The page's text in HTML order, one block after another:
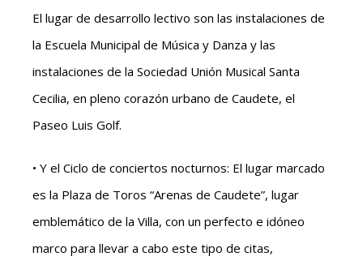
El lugar de desarrollo lectivo son las instalaciones de
la Escuela Municipal de Música y Danza y las
instalaciones de la Sociedad Unión Musical Santa
Cecilia, en pleno corazón urbano de Caudete, el
Paseo Luis Golf.
• Y el Ciclo de conciertos nocturnos: El lugar marcado
es la Plaza de Toros “Arenas de Caudete”, lugar
emblemático de la Villa, con un perfecto e idóneo
marco para llevar a cabo este tipo de citas,